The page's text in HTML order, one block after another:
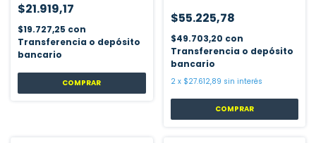
$21.919,17
$19.727,25 con
Transferencia o depósito
bancario
$55.225,78
$49.703,20 con
Transferencia o depósito
bancario
2 x $27.612,89 sin interés